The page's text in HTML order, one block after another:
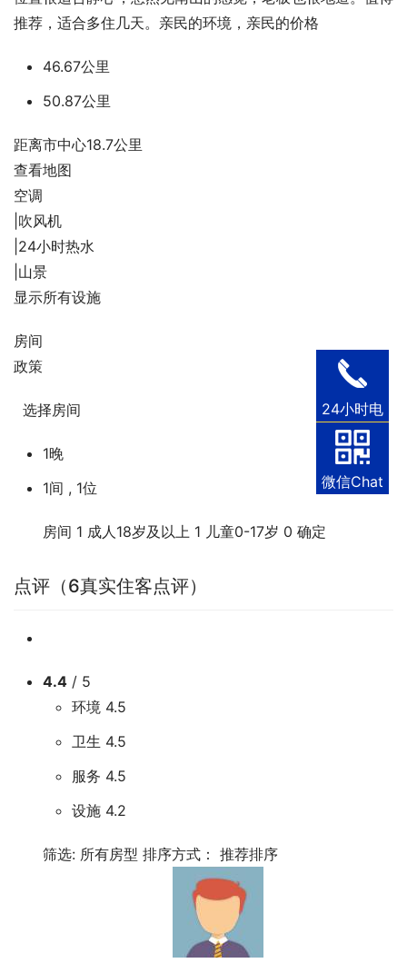
推荐，适合多住几天。亲民的环境，亲民的价格
46.67公里
50.87公里
距离市中心18.7公里
查看地图
空调
吹风机
24小时热水
山景
显示所有设施
房间
政策
  选择房间
1晚
1间 , 1位
房间 1 成人 18岁及以上 1 儿童0-17岁 0 确定
点评 （6真实住客点评）
4.4 / 5
环境 4.5
卫生 4.5
服务 4.5
设施 4.2
筛选: 所有房型 排序方式： 推荐排序
24小时电
话
微信Chat